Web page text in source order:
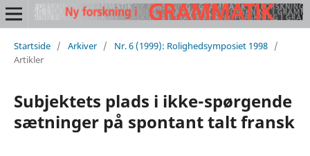
Startside / Arkiver / Nr. 6 (1999): Rolighedsymposiet 1998 /
Artikler
Subjektets plads i ikke-spørgende
sætninger på spontant talt fransk